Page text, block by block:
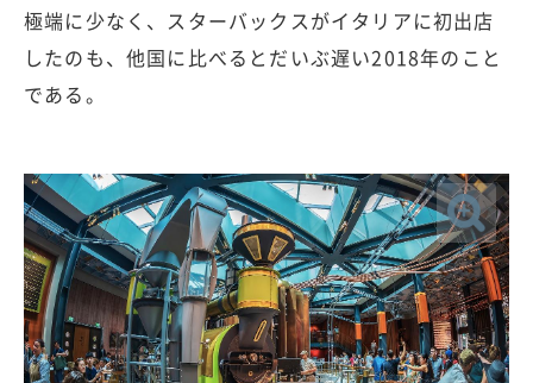
極端に少なく、スターバックスがイタリアに初出店
したのも、他国に比べるとだいぶ遅い2018年のこと
である。